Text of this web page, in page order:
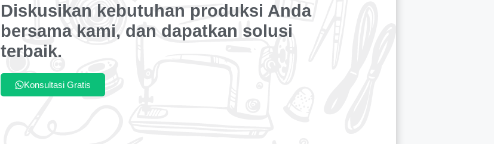
Diskusikan kebutuhan produksi Anda
bersama kami, dan dapatkan solusi
terbaik.
Konsultasi Gratis